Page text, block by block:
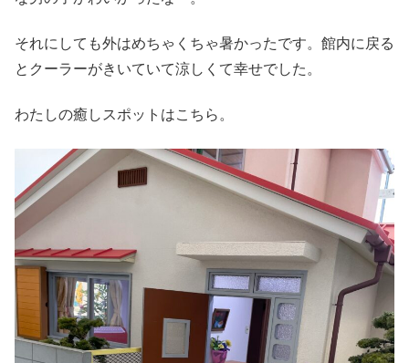
それにしても外はめちゃくちゃ暑かったです。館内に戻る
とクーラーがきいていて涼しくて幸せでした。
わたしの癒しスポットはこちら。